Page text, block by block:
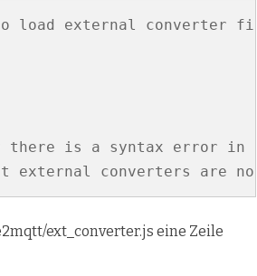
to load external
there is a syntax
that external converters
ext_converter.js eine Zeile